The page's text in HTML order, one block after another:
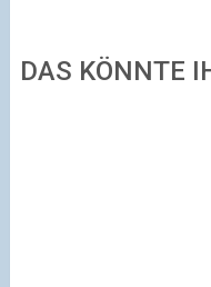
DAS KÖNNTE